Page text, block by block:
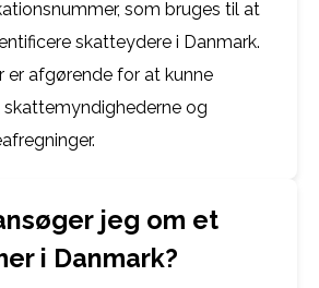
som bruges til at
skatteydere i Danmark.
er afgørende for at kunne
og
jeg om et
i Danmark?